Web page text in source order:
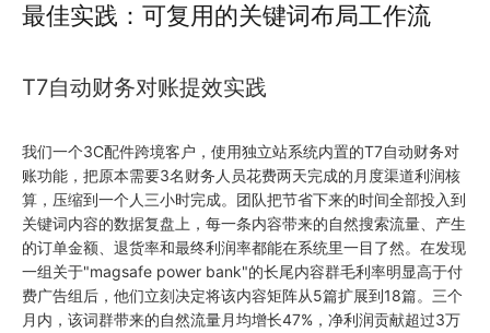
最佳实践：可复用的关键词布局工作流
T7自动财务对账提效实践
我们一个3C配件跨境客户，使用独立站系统内置的T7自动财务对
账功能，把原本需要3名财务人员花费两天完成的月度渠道利润核
算，压缩到一个人三小时完成。团队把节省下来的时间全部投入到
关键词内容的数据复盘上，每一条内容带来的自然搜索流量、产生
的订单金额、退货率和最终利润率都能在系统里一目了然。在发现
一组关于"magsafe power bank"的长尾内容群毛利率明显高于付
费广告组后，他们立刻决定将该内容矩阵从5篇扩展到18篇。三个
月内，该词群带来的自然流量月均增长47%，净利润贡献超过3万